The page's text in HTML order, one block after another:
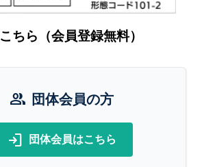
ちら（会員登録無料）
group 団体会員の方
login 団体会員はこちら